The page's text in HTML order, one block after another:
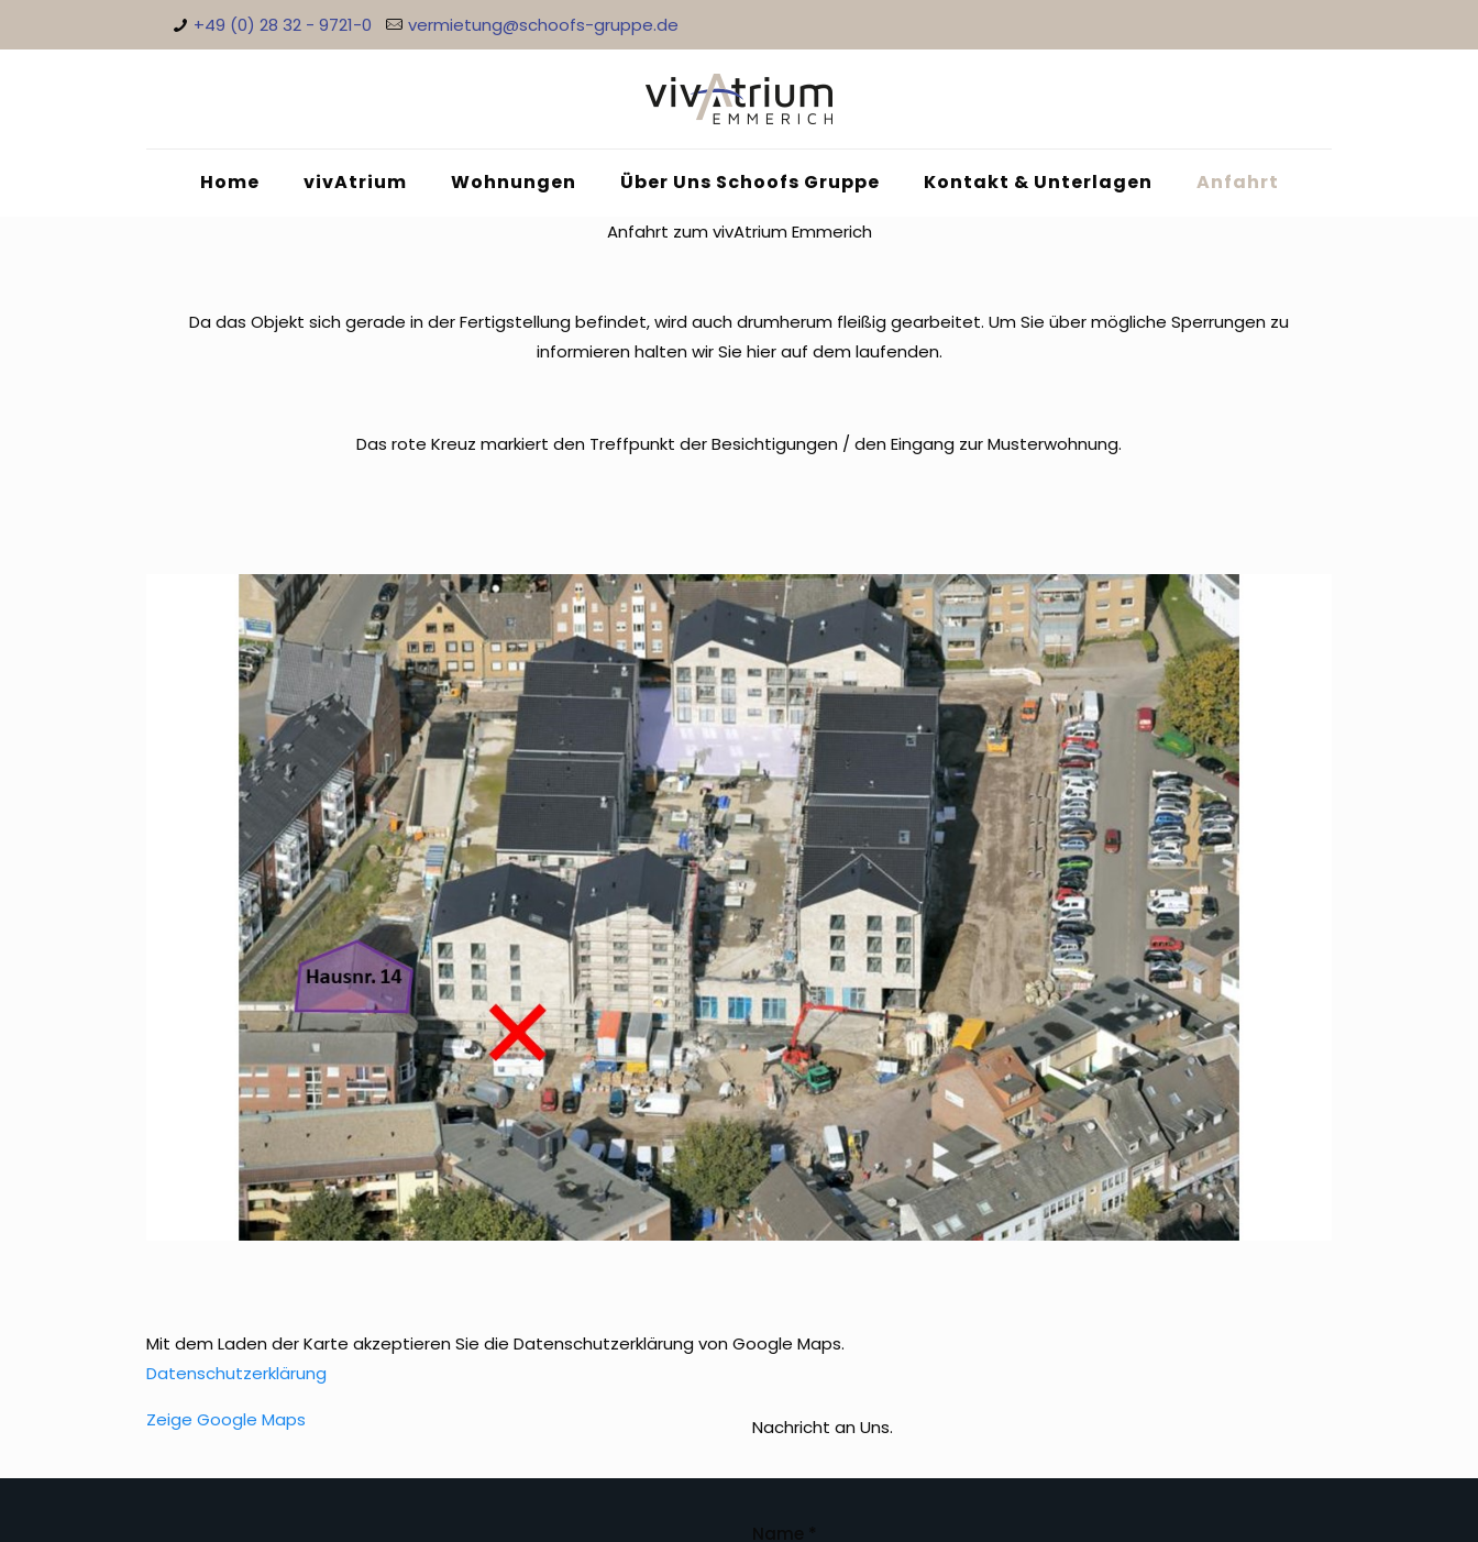
+49 (0) 28 32 - 9721-0 vermietung@schoofs-gruppe.de
Home vivAtrium Wohnungen Über Uns Schoofs Gruppe Kontakt & Unterlagen Anfahrt
Anfahrt zum vivAtrium Emmerich
Da das Objekt sich gerade in der Fertigstellung befindet, wird auch drumherum fleißig gearbeitet. Um Sie über mögliche Sperrungen zu
informieren halten wir Sie hier auf dem laufenden.
Das rote Kreuz markiert den Treffpunkt der Besichtigungen / den Eingang zur Musterwohnung.
Mit dem Laden der Karte akzeptieren Sie die Datenschutzerklärung von Google Maps.
Datenschutzerklärung
Zeige Google Maps
Nachricht an Uns.
Name